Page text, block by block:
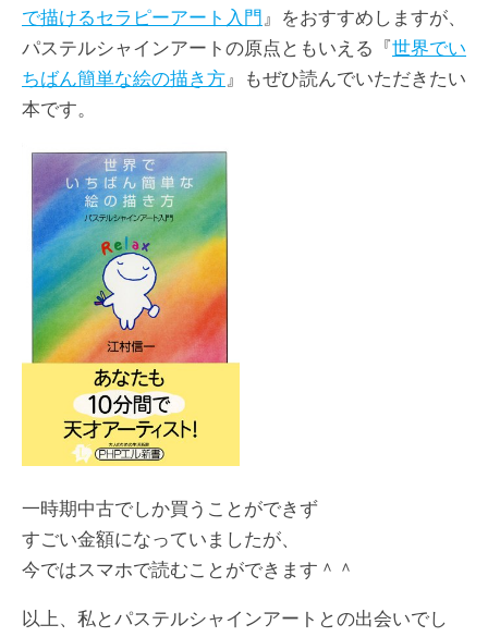
で描けるセラピーアート入門 』をおすすめしますが、
パステルシャインアートの原点ともいえる『世界でい
ちばん簡単な絵の描き方 』もぜひ読んでいただきたい
本です。
一時期中古でしか買うことができず
すごい金額になっていましたが、
今ではスマホで読むことができます＾＾
以上、私とパステルシャインアートとの出会いでし